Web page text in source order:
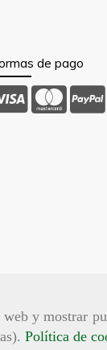
y mostrar
Política de
de pago